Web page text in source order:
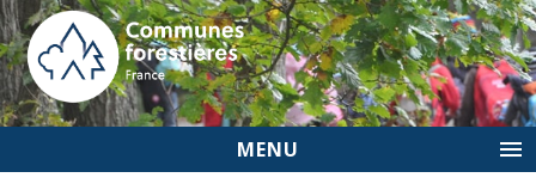
MENU